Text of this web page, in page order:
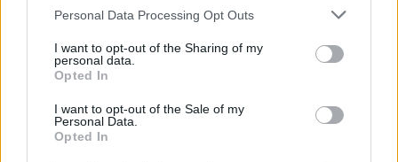
Personal Data Processing Opt Outs
I want to opt-out of the Sharing of my
personal data.
Opted In
I want to opt-out of the Sale of my
Personal Data.
Opted In
Pasvalio miestas kartu su ilgamečiu Klubo
vadovu Arūnu Burkevičiumi yra verti padėkos
žodžių.
Nuo 2011–2012 m. sezono „Betsafe-LKL“